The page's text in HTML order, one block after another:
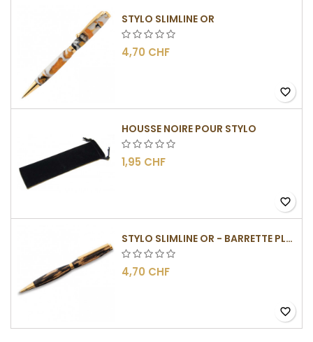
STYLO SLIMLINE OR
4,70 CHF
favorite_border
HOUSSE NOIRE POUR STYLO
1,95 CHF
favorite_border
STYLO SLIMLINE OR - BARRETTE PLATE
4,70 CHF
favorite_border